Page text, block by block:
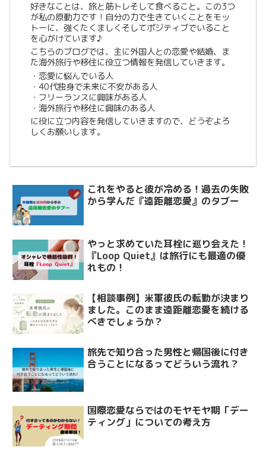
好きなことは、旅と筋トレそして食べること。この3つ
が私の原動力です！自分の力で生きていくことをモッ
トーに、強くたくましくそしてポジティブでいること
を心がけています♪
こちらのブログでは、主に外国人との恋愛や結婚、ま
た海外旅行や移住に役立つ情報を発信していきます。
・恋愛に悩んでいる人
・40代独身で未来に不安がある人
・フリーランスに興味がある人
・海外旅行や移住に興味のある人
に役に立つ内容を発信していきますので、どうぞよろ
しくお願いします。
これをやると彼が冷める！過去の失敗
から学んだ『遠距離恋愛』のタブー
やっと求めていた耳栓に巡り会えた！
『Loop Quiet』は旅行にも最適の優
れもの！
【相談事例】米軍彼氏の転勤が決まり
ました。このまま遠距離恋愛を続ける
べきでしょうか？
旅先で知り合った男性と帰国後に付き
合うことになるってどういう流れ？
国際恋愛ならではのモヤモヤ期「デー
ティング」についての考え方